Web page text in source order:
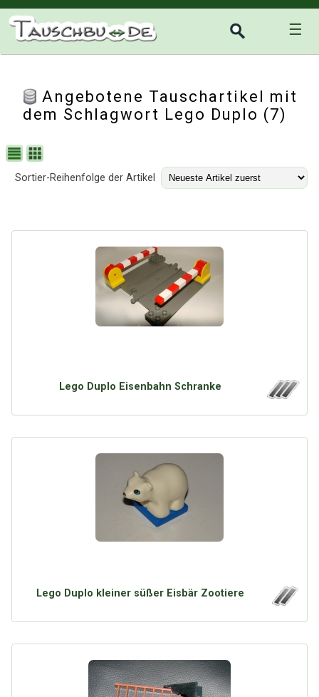
☰
Angebotene Tauschartikel mit
dem Schlagwort Lego Duplo (7)
Sortier-Reihenfolge der Artikel
Lego Duplo Eisenbahn Schranke
Lego Duplo kleiner süßer Eisbär Zootiere